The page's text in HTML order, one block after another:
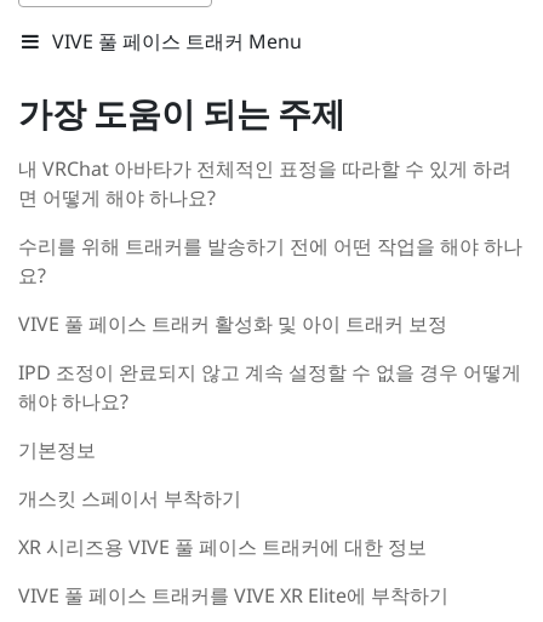
VIVE 풀 페이스 트래커 Menu
가장 도움이 되는 주제
내 VRChat 아바타가 전체적인 표정을 따라할 수 있게 하려
면 어떻게 해야 하나요?
수리를 위해 트래커를 발송하기 전에 어떤 작업을 해야 하나
요?
VIVE 풀 페이스 트래커 활성화 및 아이 트래커 보정
IPD 조정이 완료되지 않고 계속 설정할 수 없을 경우 어떻게
해야 하나요?
기본정보
개스킷 스페이서 부착하기
XR 시리즈용 VIVE 풀 페이스 트래커에 대한 정보
VIVE 풀 페이스 트래커를 VIVE XR Elite에 부착하기